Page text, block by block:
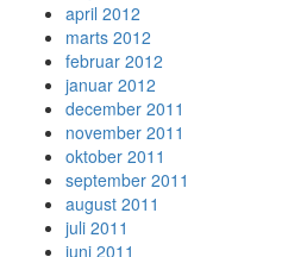
april 2012
marts 2012
februar 2012
januar 2012
december 2011
november 2011
oktober 2011
september 2011
august 2011
juli 2011
juni 2011